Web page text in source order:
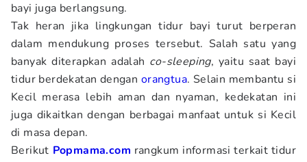
bayi juga berlangsung.
Tak heran jika lingkungan tidur bayi turut berperan
dalam mendukung proses tersebut. Salah satu yang
banyak diterapkan adalah co-sleeping, yaitu saat bayi
tidur berdekatan dengan orangtua. Selain membantu si
Kecil merasa lebih aman dan nyaman, kedekatan ini
juga dikaitkan dengan berbagai manfaat untuk si Kecil
di masa depan.
Berikut Popmama.com rangkum informasi terkait tidur